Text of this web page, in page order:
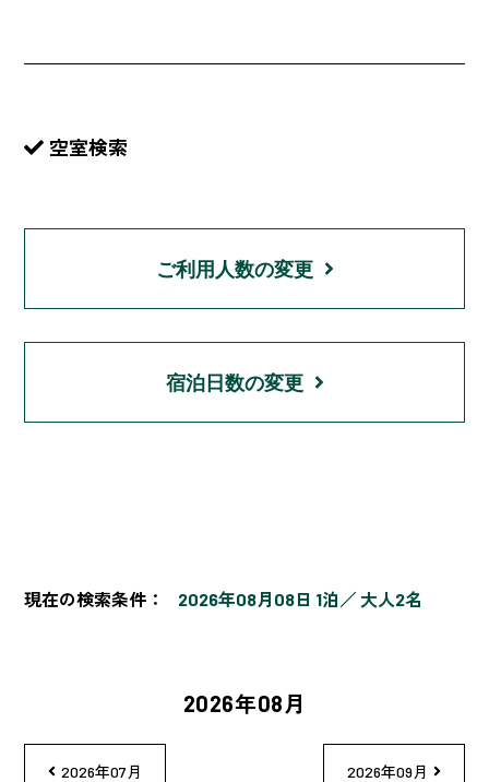
空室検索
ご利用人数の変更
宿泊日数の変更
現在の検索条件： 2026年08月08日 1泊 大人2名
2026年07月
2026年08月
2026年09月